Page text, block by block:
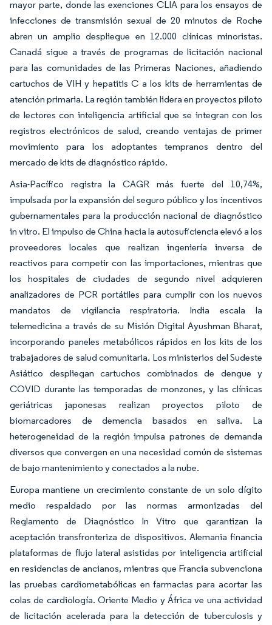
mayor parte, donde las exenciones CLIA para los ensayos de
infecciones de transmisión sexual de 20 minutos de Roche
abren un amplio despliegue en 12.000 clínicas minoristas.
Canadá sigue a través de programas de licitación nacional
para las comunidades de las Primeras Naciones, añadiendo
cartuchos de VIH y hepatitis C a los kits de herramientas de
atención primaria. La región también lidera en proyectos piloto
de lectores con inteligencia artificial que se integran con los
registros electrónicos de salud, creando ventajas de primer
movimiento para los adoptantes tempranos dentro del
mercado de kits de diagnóstico rápido.
Asia-Pacífico registra la CAGR más fuerte del 10,74%,
impulsada por la expansión del seguro público y los incentivos
gubernamentales para la producción nacional de diagnóstico
in vitro. El impulso de China hacia la autosuficiencia elevó a los
proveedores locales que realizan ingeniería inversa de
reactivos para competir con las importaciones, mientras que
los hospitales de ciudades de segundo nivel adquieren
analizadores de PCR portátiles para cumplir con los nuevos
mandatos de vigilancia respiratoria. India escala la
telemedicina a través de su Misión Digital Ayushman Bharat,
incorporando paneles metabólicos rápidos en los kits de los
trabajadores de salud comunitaria. Los ministerios del Sudeste
Asiático despliegan cartuchos combinados de dengue y
COVID durante las temporadas de monzones, y las clínicas
geriátricas japonesas realizan proyectos piloto de
biomarcadores de demencia basados en saliva. La
heterogeneidad de la región impulsa patrones de demanda
diversos que convergen en una necesidad común de sistemas
de bajo mantenimiento y conectados a la nube.
Europa mantiene un crecimiento constante de un solo dígito
medio respaldado por las normas armonizadas del
Reglamento de Diagnóstico In Vitro que garantizan la
aceptación transfronteriza de dispositivos. Alemania financia
plataformas de flujo lateral asistidas por inteligencia artificial
en residencias de ancianos, mientras que Francia subvenciona
las pruebas cardiometabólicas en farmacias para acortar las
colas de cardiología. Oriente Medio y África ve una actividad
de licitación acelerada para la detección de tuberculosis y